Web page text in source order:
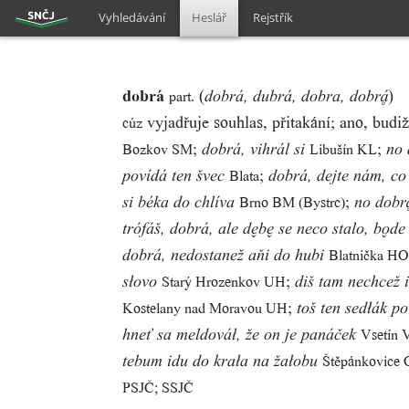
Vyhledávání Heslář Rejstřík
dobrá part. (dobrá, dubrá, dobra, dobr)
cúz vyjadřuje souhlas, přitakání; ano,
Bozkov SM; dobrá, vihrál si Libušín KL; no
povídá ten švec Blata; dobrá, dejte nám, co
si béka do chlíva Brno BM (Bystrc); no
trófáš, dobrá, ale db se neco stalo,
dobrá, nedostanež aňi do hubi Blatnička HO
słovo Starý Hrozenkov UH; diš tam nechcež
Kostelany nad Moravou UH; toš ten sedłák
hneť sa meldováł, že on je panáček Vsetín
tebum idu do krała na žałobu Štěpánkovice
PSJČ; SSJČ